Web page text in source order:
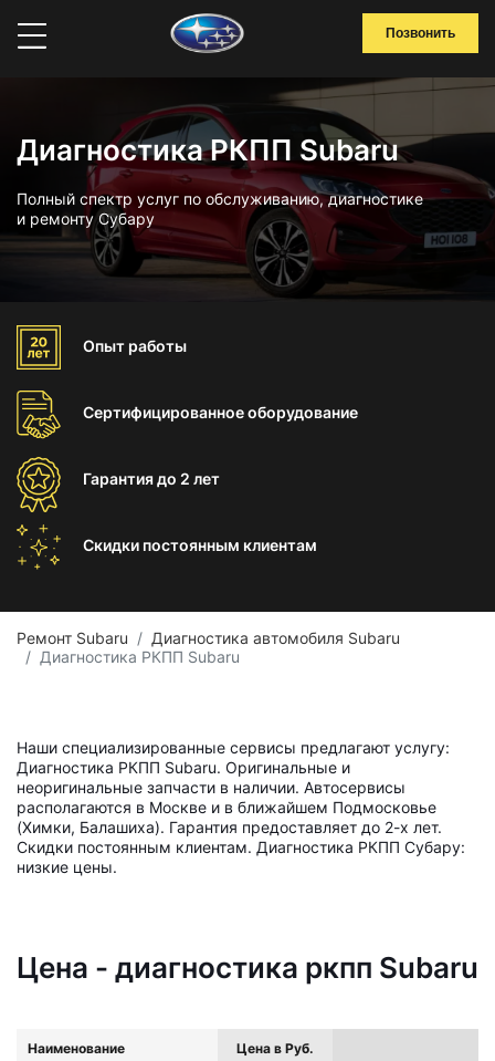
Позвонить
Диагностика РКПП Subaru
Полный спектр услуг по обслуживанию, диагностике
и ремонту Субару
Опыт работы
Сертифицированноеоборудование
Гарантиядо 2 лет
Скидки постоянным клиентам
Ремонт Subaru
Диагностика автомобиля Subaru
Диагностика РКПП Subaru
Наши специализированные сервисы предлагают услугу:
Диагностика РКПП Subaru. Оригинальные и
неоригинальные запчасти в наличии. Автосервисы
располагаются в Москве и в ближайшем Подмосковье
(Химки, Балашиха). Гарантия предоставляет до 2-х лет.
Скидки постоянным клиентам. Диагностика РКПП Субару:
низкие цены.
Цена - диагностика ркпп Subaru
Наименование Цена в Руб.